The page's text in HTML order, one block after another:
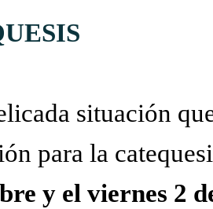
situación
para la
y el viernes 2